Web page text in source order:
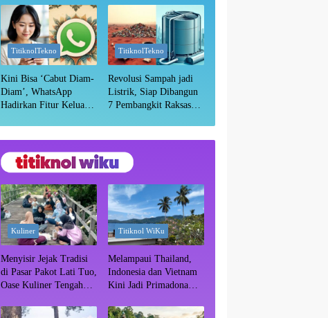
TitiknolTekno
Kini Bisa ‘Cabut Diam-
Diam’, WhatsApp
Hadirkan Fitur Keluar
TitiknolTekno
Revolusi Sampah jadi
Listrik, Siap Dibangun
7 Pembangkit Raksasa
Kuliner
Menyisir Jejak Tradisi
di Pasar Pakot Lati Tuo,
Oase Kuliner Tengah
Titiknol WiKu
Melampaui Thailand,
Indonesia dan Vietnam
Kini Jadi Primadona